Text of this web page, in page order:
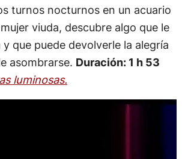
turnos nocturnos en un acuario
viuda, descubre algo que le
que puede devolverle la alegría
asombrarse. Duración: 1 h 53
luminosas.